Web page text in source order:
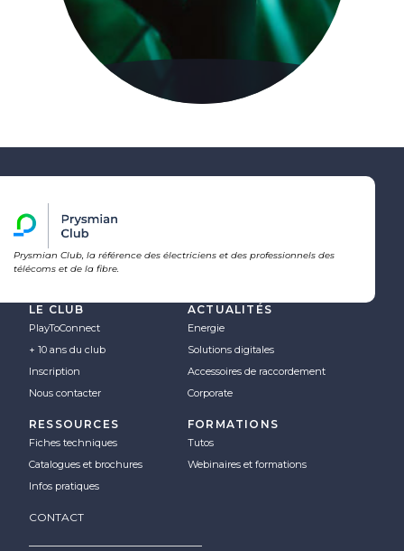
Prysmian Club, la référence des électriciens et des professionnels des
télécoms et de la fibre.
LE CLUB
PlayToConnect
+ 10 ans du club
Inscription
Nous contacter
ACTUALITÉS
Energie
Solutions digitales
Accessoires de raccordement
Corporate
RESSOURCES
Fiches techniques
Catalogues et brochures
Infos pratiques
FORMATIONS
Tutos
Webinaires et formations
CONTACT